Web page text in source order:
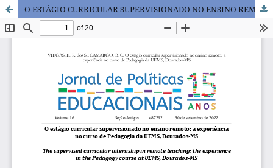
O ESTÁGIO CURRICULAR SUPERVISIONADO NO ENSINO REMOTO: A EXPERIÊNCIA NO CURSO DE PEDAGOGIA DA UEMS, DOURADOS-MS